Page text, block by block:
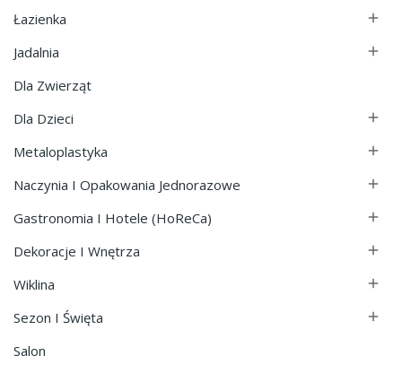
Łazienka 
Jadalnia 
Dla Zwierząt
Dla Dzieci

Metaloplastyka 
Naczynia I Opakowania Jednorazowe 
Gastronomia I Hotele (HoReCa) 
Dekoracje I Wnętrza 
Wiklina 
Sezon I Święta 
Salon